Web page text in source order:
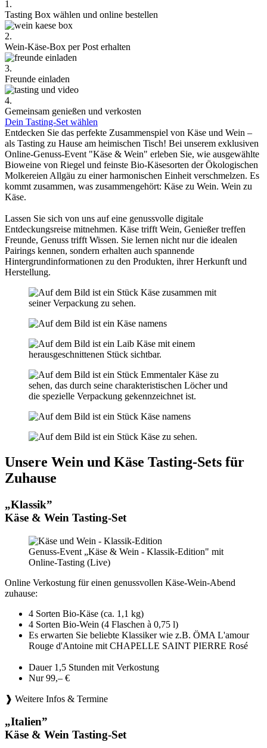
1.
Tasting Box wählen und online bestellen
2.
Wein-Käse-Box per Post erhalten
3.
Freunde einladen
4.
Gemeinsam genießen und verkosten
Dein Tasting-Set wählen
Entdecken Sie das perfekte Zusammenspiel von Käse und Wein –
als Tasting zu Hause am heimischen Tisch! Bei unserem exklusiven
Online-Genuss-Event "Käse & Wein" erleben Sie, wie ausgewählte
Bioweine von Riegel und feinste Bio-Käsesorten der Ökologischen
Molkereien Allgäu zu einer harmonischen Einheit verschmelzen. Es
kommt zusammen, was zusammengehört: Käse zu Wein. Wein zu
Käse.
Lassen Sie sich von uns auf eine genussvolle digitale
Entdeckungsreise mitnehmen. Käse trifft Wein, Genießer treffen
Freunde, Genuss trifft Wissen. Sie lernen nicht nur die idealen
Pairings kennen, sondern erhalten auch spannende
Hintergrundinformationen zu den Produkten, ihrer Herkunft und
Herstellung.
Unsere Wein und Käse Tasting-Sets für
Zuhause
„Klassik”
Käse & Wein Tasting-Set
Genuss-Event „Käse & Wein - Klassik-Edition" mit
Online-Tasting (Live)
Online Verkostung für einen genussvollen Käse-Wein-Abend
zuhause:
4 Sorten Bio-Käse (ca. 1,1 kg)
4 Sorten Bio-Wein (4 Flaschen à 0,75 l)
Es erwarten Sie beliebte Klassiker wie z.B. ÖMA L'amour
Rouge d'Antoine mit CHAPELLE SAINT PIERRE Rosé
Dauer 1,5 Stunden mit Verkostung
Nur 99,– €
❱ Weitere Infos & Termine
„Italien”
Käse & Wein Tasting-Set